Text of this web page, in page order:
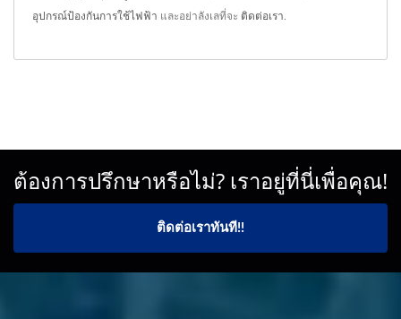
อุปกรณ์ป้องกันการใช้ไฟฟ้า และอย่าลังเลที่จะ ติดต่อเรา
ต้องการปรึกษาหรือไม่? เราอยู่ที่นี่เพื่อคุณ!
ติดต่อเราทันที!!